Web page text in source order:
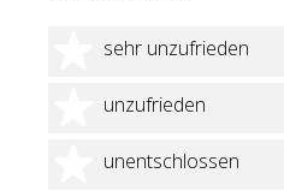
sehr unzufrieden
1 Stern
unzufrieden
2 Sterne
unentschlossen
3 Sterne